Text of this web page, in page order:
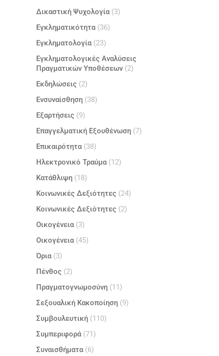
Δικαστική Ψυχολογία(3)
Εγκληματικότητα(36)
Εγκληματολογία(23)
Εγκληματολογικές Αναλύσεις
Πραγματικών Υποθέσεων (2)
Εκδηλώσεις (2)
Ενσυναίσθηση (38)
Εξαρτήσεις (9)
Επαγγελματική Εξουθένωση (7)
Επικαιρότητα(38)
Ηλεκτρονικό Τραύμα(12)
Κατάθλιψη (18)
Κοινωνικές Δεξιότητες (24)
Κοινωνικές Δεξιότητες (2)
Οικογένεια(3)
Οικογένεια(45)
Όρια(3)
Πένθος (2)
Πραγματογνωμοσύνη (11)
Σεξουαλική Κακοποίηση (9)
Συμβουλευτική (110)
Συμπεριφορά(71)
Συναισθήματα(6)